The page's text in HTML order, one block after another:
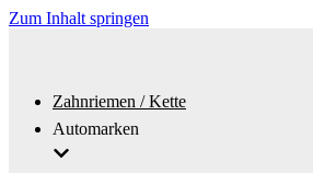
Zum Inhalt springen
Zahnriemen / Kette
Automarken